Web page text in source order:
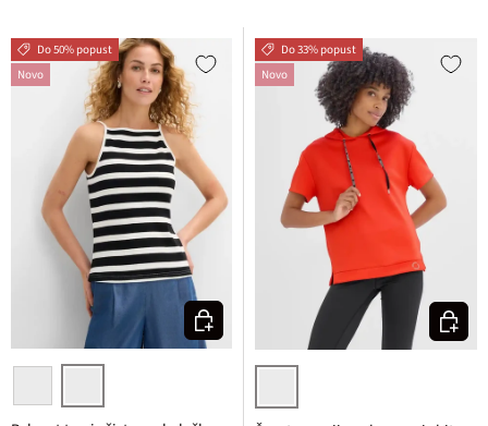
Do 50% popust
Novo
črna/bela črtasta + črna enobarvna
temno fuksija/rozasta črtasta + svetlo metina enobarvna
Izberi varianto
Do 33% popust
Novo
ognjeno rdeča
Izberi